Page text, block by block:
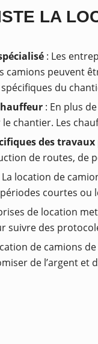
LA
: Les
camions peuvent
du
: En plus
chantier. Les
des
de routes, de
La location de
courtes ou
de location
suivre des
de camions
de l’argent